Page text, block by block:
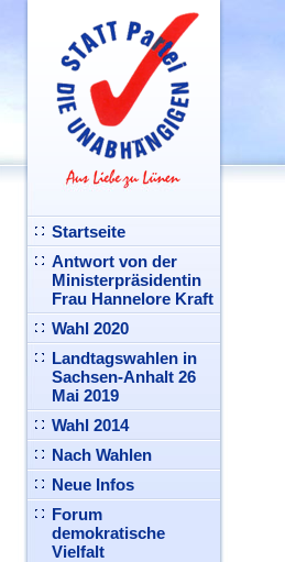
Startseite
Antwort von der
Ministerpräsidentin
Frau Hannelore Kraft
Wahl 2020
Landtagswahlen in
Sachsen-Anhalt 26
Mai 2019
Wahl 2014
Nach Wahlen
Neue Infos
Forum
demokratische
Vielfalt